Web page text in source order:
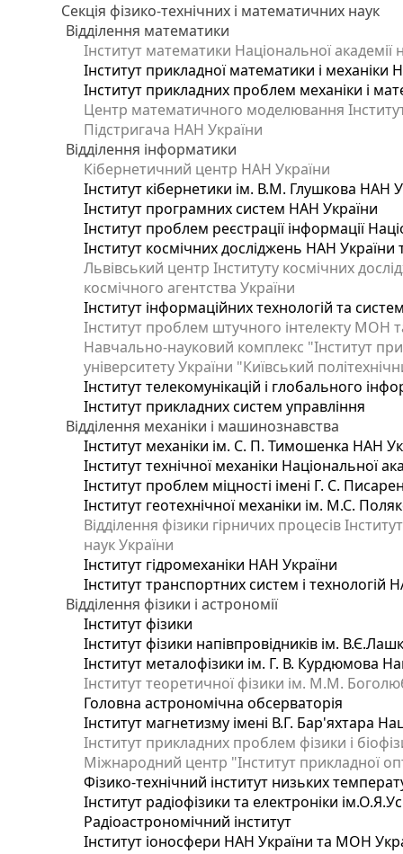
Секція фізико-технічних і математичних наук
Відділення математики
Інститут математики Національної академії
Інститут прикладної математики і механіки
Інститут прикладних проблем механіки і
Центр математичного моделювання
Підстригача НАН України
Відділення інформатики
Кібернетичний центр НАН України
Інститут кібернетики ім. В.М. Глушкова НАН
Інститут програмних систем НАН України
Інститут проблем реєстрації інформації
Інститут космічних досліджень НАН України
Львівський центр Інституту космічних
космічного агентства України
Інститут інформаційних технологій та
Інститут проблем штучного інтелекту МОН
Навчально-науковий комплекс "Інститут
університету України "Київський
Інститут телекомунікацій і глобального
Інститут прикладних систем управління
Відділення механіки і машинознавства
Інститут механіки ім. С. П. Тимошенка НАН
Інститут технічної механіки Національної
Інститут проблем міцності імені Г. С.
Інститут геотехнічної механіки ім. М.С.
Відділення фізики гірничих процесів
наук України
Інститут гідромеханіки НАН України
Інститут транспортних систем і технологій
Відділення фізики і астрономії
Інститут фізики
Інститут фізики напівпровідників ім.
Інститут металофізики ім. Г. В. Курдюмова
Інститут теоретичної фізики ім. М.М.
Головна астрономічна обсерваторія
Інститут магнетизму імені В.Г. Бар'яхтара
Інститут прикладних проблем фізики і
Міжнародний центр "Інститут прикладної
Фізико-технічний інститут низьких
Інститут радіофізики та електроніки
Радіоастрономічний інститут
Інститут іоносфери НАН України та МОН